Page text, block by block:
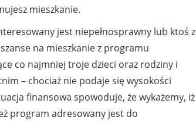
mieszkanie.
jest niepełnosprawny lub ktoś z
na mieszkanie z programu
co najmniej troje dzieci oraz rodziny i
– chociaż nie podaje się wysokości
finansowa spowoduje, że wykażemy, iż
program adresowany jest do